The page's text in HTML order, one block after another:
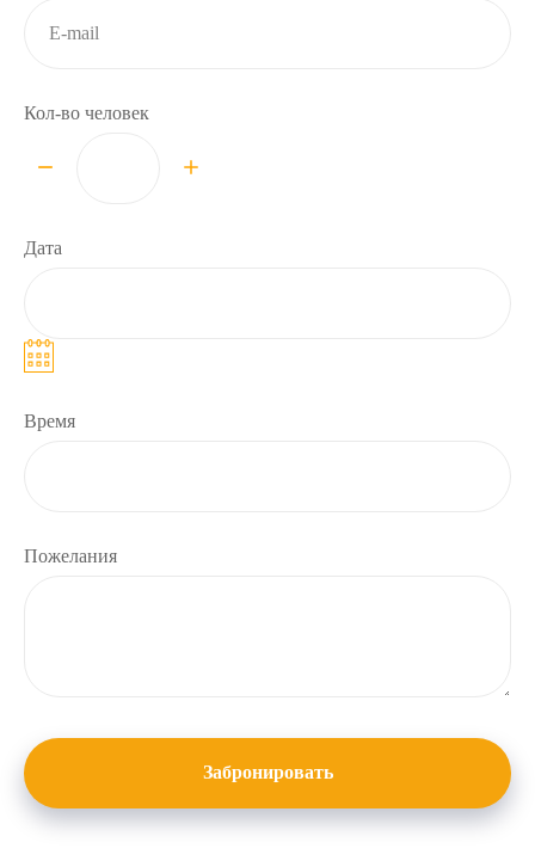
Кол-во человек
Дата
Время
Пожелания
Забронировать